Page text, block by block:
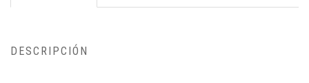
DESCRIPCIÓN